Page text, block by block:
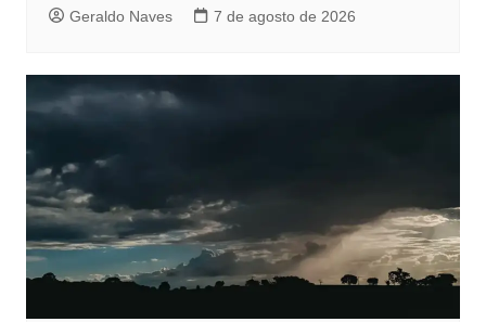
Geraldo Naves 7 de agosto de 2026